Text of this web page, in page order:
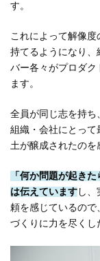
す。
これによって解像
持てるようになり、
バー各々がプロダ
ます。
全員が同じ志を持ち
組織・会社にとっ
土が醸成されたのを
「何か問題が起き
は伝えています し
頼を感じているの
づくりに力を尽くし